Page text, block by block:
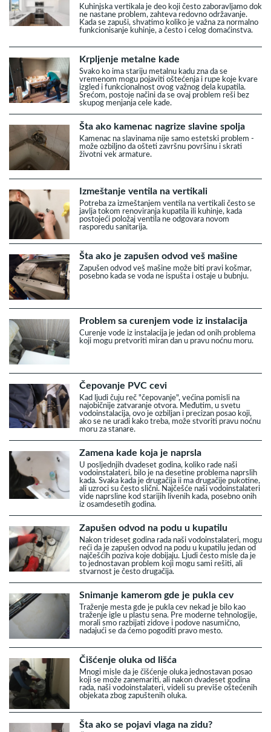
Kuhinjska vertikala je deo koji često zaboravljamo dok
ne nastane problem, zahteva redovno održavanje.
Kada se zapuši, shvatimo koliko je važna za normalno
funkcionisanje kuhinje, a često i celog domaćinstva.
Krpljenje metalne kade
Svako ko ima stariju metalnu kadu zna da se
vremenom mogu pojaviti oštećenja i rupe koje kvare
izgled i funkcionalnost ovog važnog dela kupatila.
Srećom, postoje načini da se ovaj problem reši bez
skupog menjanja cele kade.
Šta ako kamenac nagrize slavine spolja
Kamenac na slavinama nije samo estetski problem -
može ozbiljno da ošteti završnu površinu i skrati
životni vek armature.
Izmeštanje ventila na vertikali
Potreba za izmeštanjem ventila na vertikali često se
javlja tokom renoviranja kupatila ili kuhinje, kada
postojeći položaj ventila ne odgovara novom
rasporedu sanitarija.
Šta ako je zapušen odvod veš mašine
Zapušen odvod veš mašine može biti pravi košmar,
posebno kada se voda ne ispušta i ostaje u bubnju.
Problem sa curenjem vode iz instalacija
Curenje vode iz instalacija je jedan od onih problema
koji mogu pretvoriti miran dan u pravu noćnu moru.
Čepovanje PVC cevi
Kad ljudi čuju reč "čepovanje", većina pomisli na
najobičnije zatvaranje otvora. Međutim, u svetu
vodoinstalacija, ovo je ozbiljan i precizan posao koji,
ako se ne uradi kako treba, može stvoriti pravu noćnu
moru za stanare.
Zamena kade koja je naprsla
U posljednjih dvadeset godina, koliko rade naši
vodoinstalateri, bilo je na desetine problema naprslih
kada. Svaka kada je drugačija ii ma drugačije pukotine,
ali uzroci su često slični. Najčešće naši vodoinstalateri
vide naprsline kod starijih livenih kada, posebno onih
iz osamdesetih godina.
Zapušen odvod na podu u kupatilu
Nakon trideset godina rada naši vodoinstalateri, mogu
reći da je zapušen odvod na podu u kupatilu jedan od
najčešćih poziva koje dobijaju. Ljudi često misle da je
to jednostavan problem koji mogu sami rešiti, ali
stvarnost je često drugačija.
Snimanje kamerom gde je pukla cev
Traženje mesta gde je pukla cev nekad je bilo kao
traženje igle u plastu sena. Pre moderne tehnologije,
morali smo razbijati zidove i podove nasumično,
nadajući se da ćemo pogoditi pravo mesto.
Čišćenje oluka od lišća
Mnogi misle da je čišćenje oluka jednostavan posao
koji se može zanemariti, ali nakon dvadeset godina
rada, naši vodoinstalateri, videli su previše oštećenih
objekata zbog zapuštenih oluka.
Šta ako se pojavi vlaga na zidu?